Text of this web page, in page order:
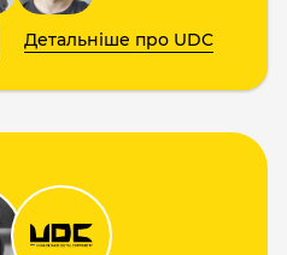
Детальніше про UDC